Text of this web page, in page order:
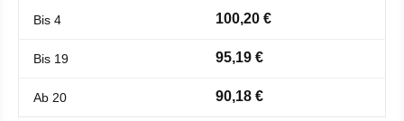
Bis 4 100,20 €
Bis 19 95,19 €
Ab 20 90,18 €